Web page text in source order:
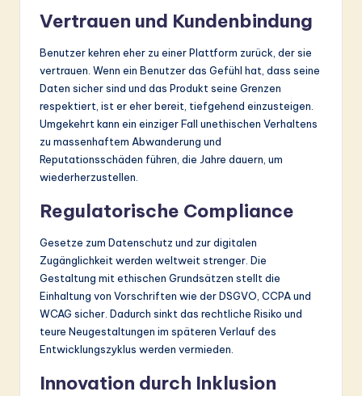
Vertrauen und Kundenbindung
Benutzer kehren eher zu einer Plattform zurück, der sie
vertrauen. Wenn ein Benutzer das Gefühl hat, dass seine
Daten sicher sind und das Produkt seine Grenzen
respektiert, ist er eher bereit, tiefgehend einzusteigen.
Umgekehrt kann ein einziger Fall unethischen Verhaltens
zu massenhaftem Abwanderung und
Reputationsschäden führen, die Jahre dauern, um
wiederherzustellen.
Regulatorische Compliance
Gesetze zum Datenschutz und zur digitalen
Zugänglichkeit werden weltweit strenger. Die
Gestaltung mit ethischen Grundsätzen stellt die
Einhaltung von Vorschriften wie der DSGVO, CCPA und
WCAG sicher. Dadurch sinkt das rechtliche Risiko und
teure Neugestaltungen im späteren Verlauf des
Entwicklungszyklus werden vermieden.
Innovation durch Inklusion